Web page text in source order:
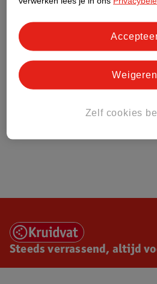
Steeds verrassend, altijd
Zelf cookies
Weigeren